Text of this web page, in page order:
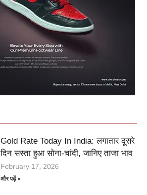
Gold Rate Today In India: लगातार दूसरे
दिन सस्ता हुआ सोना-चांदी, जानिए ताजा भाव
February 17, 2026
और पढ़ें »